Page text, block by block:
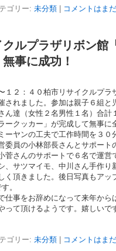
ゴリー: 未分類 コメントはま
ルプラザリボン館
事に成功！
１２：４０柏市リサイクルプラ
されました。参加は親子６組と
ん達（女性２名男性１名）合計
ークッカー」が完成して無事に
ーヤンの工夫で工作時間を３０
委員の小林部長さんとサポート
菅さんのサポートで６名で運営
、サツマイモ、中川さん手作り
く頂きました。後日写真もアッ
。
仕事をお辞めになって来年から
って頂けるようです。嬉しいで
ゴリー: 未分類 コメントはま